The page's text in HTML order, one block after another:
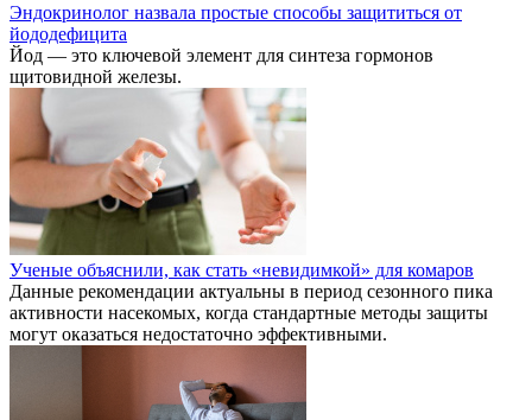
Эндокринолог назвала простые способы защититься от
йододефицита
Йод — это ключевой элемент для синтеза гормонов
щитовидной железы.
Ученые объяснили, как стать «невидимкой» для комаров
Данные рекомендации актуальны в период сезонного пика
активности насекомых, когда стандартные методы защиты
могут оказаться недостаточно эффективными.